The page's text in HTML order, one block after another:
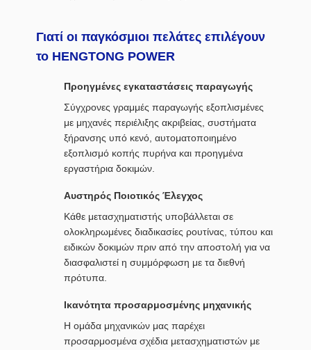
Γιατί οι παγκόσμιοι πελάτες επιλέγουν
το HENGTONG POWER
Προηγμένες εγκαταστάσεις παραγωγής
Σύγχρονες γραμμές παραγωγής εξοπλισμένες
με μηχανές περιέλιξης ακριβείας, συστήματα
ξήρανσης υπό κενό, αυτοματοποιημένο
εξοπλισμό κοπής πυρήνα και προηγμένα
εργαστήρια δοκιμών.
Αυστηρός Ποιοτικός Έλεγχος
Κάθε μετασχηματιστής υποβάλλεται σε
ολοκληρωμένες διαδικασίες ρουτίνας, τύπου και
ειδικών δοκιμών πριν από την αποστολή για να
διασφαλιστεί η συμμόρφωση με τα διεθνή
πρότυπα.
Ικανότητα προσαρμοσμένης μηχανικής
Η ομάδα μηχανικών μας παρέχει
προσαρμοσμένα σχέδια μετασχηματιστών με